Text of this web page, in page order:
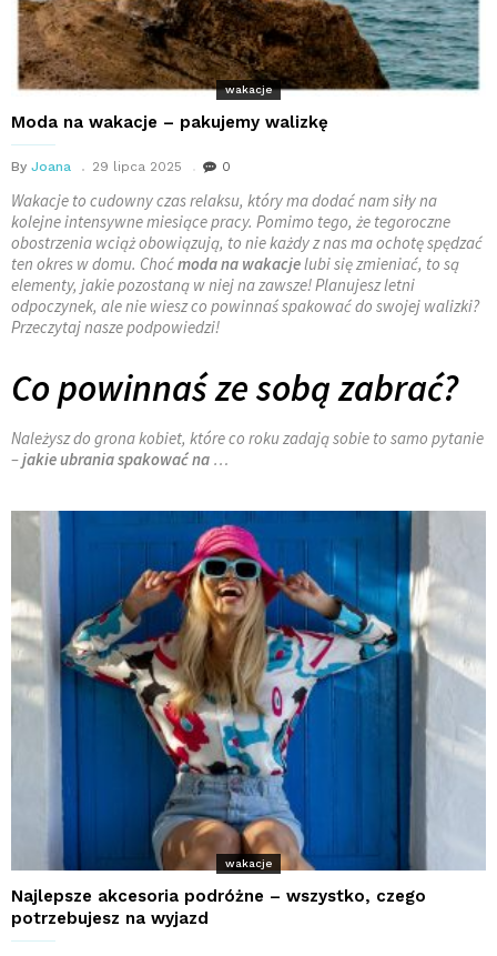
wakacje
Moda na wakacje – pakujemy walizkę
By Joana 29 lipca 2025 0
Wakacje to cudowny czas relaksu, który ma dodać nam siły na
kolejne intensywne miesiące pracy. Pomimo tego, że tegoroczne
obostrzenia wciąż obowiązują, to nie każdy z nas ma ochotę spędzać
ten okres w domu. Choćmoda na wakacjelubi się zmieniać, to są
elementy, jakie pozostaną w niej na zawsze! Planujesz letni
odpoczynek, ale nie wiesz co powinnaś spakować do swojej walizki?
Przeczytaj nasze podpowiedzi!
Co powinnaś ze sobą zabrać?
Należysz do grona kobiet, które co roku zadająsobie to samo pytanie
–jakie ubrania spakować na …
wakacje
Najlepsze akcesoria podróżne – wszystko, czego
potrzebujesz na wyjazd